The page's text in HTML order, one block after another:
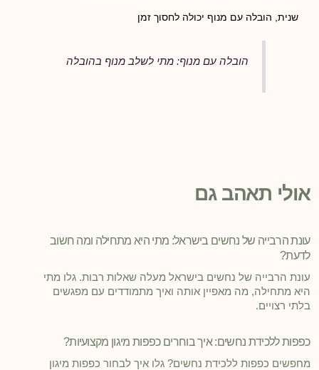
שנית, הובלה עם מנוף יכולה לחסוך זמן
הובלה עם מנוף: מתי לשלב מנוף בהובלה
אולי תאהב גם
עונת הרבייה של נחשים בישראל: מתי היא מתחילה ומה חשוב
לדעת?
עונת הרבייה של נחשים בישראל מעלה שאלות רבות. גלו מתי
היא מתחילה, מה מאפיין אותה ואיך מתמודדים עם מפגשים
בלתי רצויים.
כפפות ללכידת נחשים: איך בוחרים כפפות מיגון מקצועיות?
מחפשים כפפות ללכידת נחשים? גלו איך לבחור כפפות מיגון